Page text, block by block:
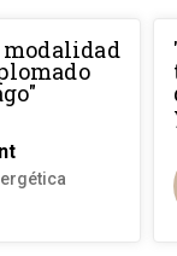
modalidad